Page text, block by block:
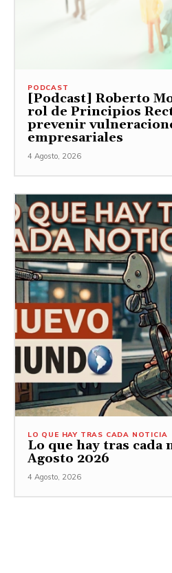
PODCAST
[Podcast] Roberto
rol de Principios
prevenir
empresariales
4 Agosto, 2026
LO QUE HAY TRAS CADA NOTICIA
Lo que hay tras cada
Agosto 2026
4 Agosto, 2026